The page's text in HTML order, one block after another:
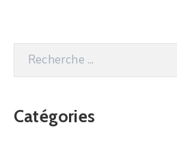
Catégories